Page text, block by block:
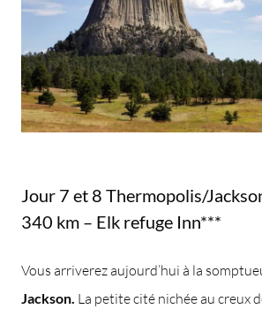
Jour 7 et 8 Thermopolis/
340 km – Elk refuge Inn***
Vous arriverez aujourd’hui à la
Jackson. La petite cité nichée au creux